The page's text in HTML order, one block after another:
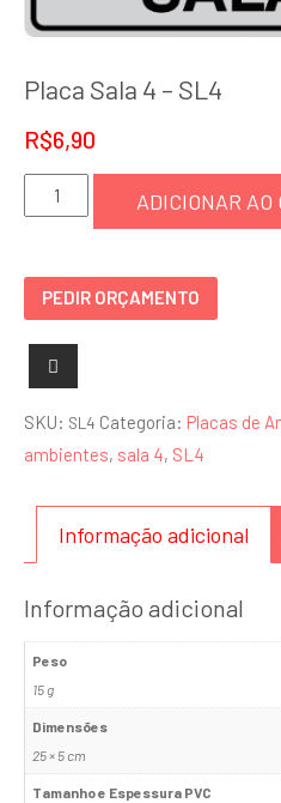
Placa Sala 4 – SL4
R$6,90
Placa
Sala
-
SL4
quantidade
ADICIONAR AO
PEDIR ORÇAMENTO
SKU: SL4 Categoria: Placas de
ambientes, sala 4, SL4
Informação adicional
Informação adicional
Peso
15 g
Dimensões
25 × 5 cm
Tamanho e Espessura PVC